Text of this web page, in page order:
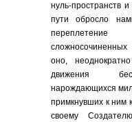
нуль-пространств
пути обросло
оно,
движения
нарождающихся
примкнувших к ним
своему